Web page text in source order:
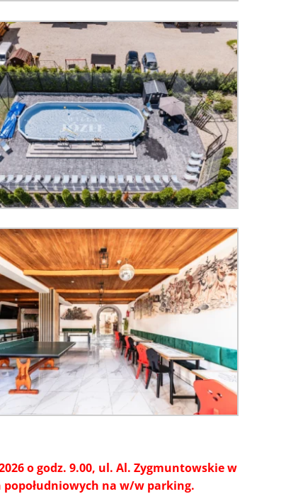
o godz. 9.00, ul. Al. Zygmuntowskie w
na w/w parking.